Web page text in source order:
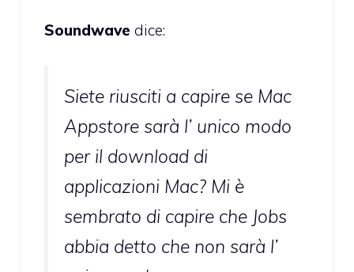
Soundwave dice:
Siete riusciti a capire se Mac
Appstore sarà l’ unico modo
per il download di
applicazioni Mac? Mi è
sembrato di capire che Jobs
abbia detto che non sarà l’